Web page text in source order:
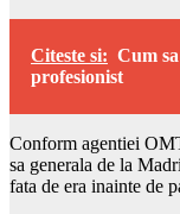
Citeste si: Cum
profesionist
Conform agentiei
sa generala de la
fata de era inainte de